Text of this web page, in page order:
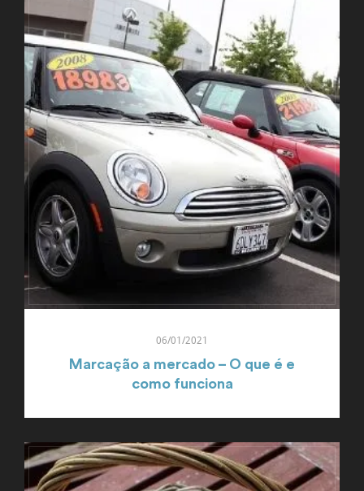
06/01/2021
Marcação a mercado – O que é e
como funciona